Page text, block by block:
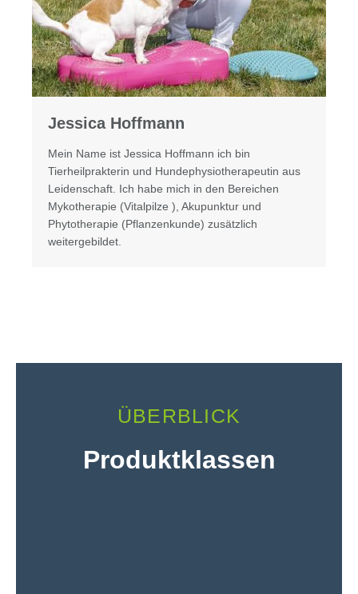
Jessica Hoffmann
Mein Name ist Jessica Hoffmann ich bin
Tierheilprakterin und Hundephysiotherapeutin aus
Leidenschaft. Ich habe mich in den Bereichen
Mykotherapie (Vitalpilze ), Akupunktur und
Phytotherapie (Pflanzenkunde) zusätzlich
weitergebildet.
ÜBERBLICK
Produktklassen